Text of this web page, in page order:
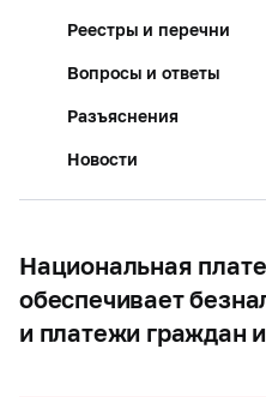
Реестры и перечни
Вопросы и ответы
Разъяснения
Новости
Национальная
обеспечивает
и платежи граждан